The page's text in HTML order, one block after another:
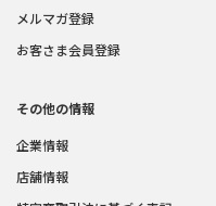
メルマガ登録
お客さま会員登録
その他の情報
企業情報
店舗情報